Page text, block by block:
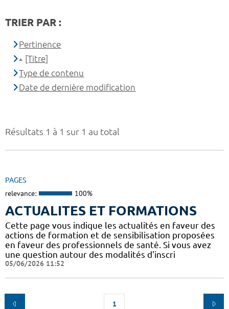
Résultats 1 à 1 sur 1 au total
PAGES
relevance: 100%
ACTUALITES ET FORMATIONS
Cette page vous indique les actualités en faveur des
actions de formation et de sensibilisation proposées
en faveur des professionnels de santé. Si vous avez
une question autour des modalités d'inscri
05/06/2026 11:52
1
TRIER PAR :
Pertinence
[Titre]
Type de contenu
Date de dernière modification